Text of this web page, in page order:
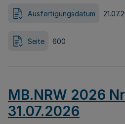
Ausfertigungsdatum
Seite 600
MB.NRW 2026
31.07.2026